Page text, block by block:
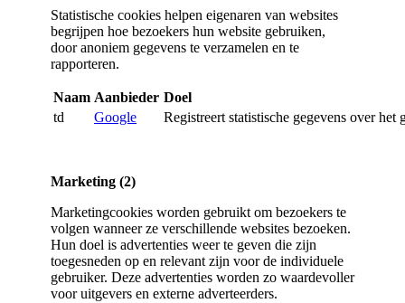
Statistische cookies helpen eigenaren van websites
begrijpen hoe bezoekers hun website gebruiken,
door anoniem gegevens te verzamelen en te
rapporteren.
Naam Aanbieder Doel
td
Google Registreert statistische gegevens over
Marketing (2)
Marketingcookies worden gebruikt om bezoekers te
volgen wanneer ze verschillende websites bezoeken.
Hun doel is advertenties weer te geven die zijn
toegesneden op en relevant zijn voor de individuele
gebruiker. Deze advertenties worden zo waardevoller
voor uitgevers en externe adverteerders.